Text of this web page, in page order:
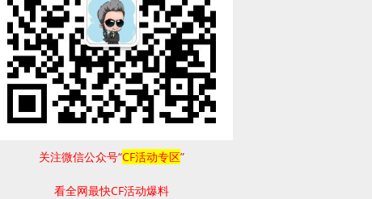
关注微信公众号“CF活动专区”
看全网最快CF活动爆料